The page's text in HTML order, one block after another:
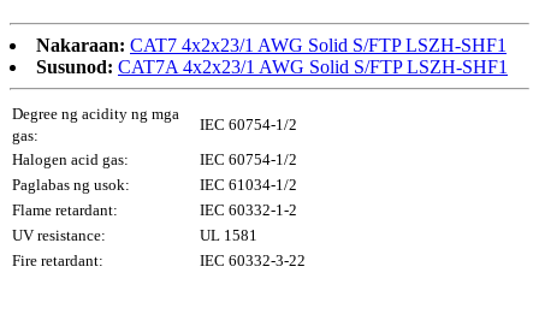
Nakaraan: CAT7 4x2x23/1 AWG Solid S/FTP LSZH-SHF1
Susunod: CAT7A 4x2x23/1 AWG Solid S/FTP LSZH-SHF1
Degree ng acidity ng mga
gas:
IEC 60754-1/2
Halogen acid gas:
IEC 60754-1/2
Paglabas ng usok:
IEC 61034-1/2
Flame retardant:
IEC 60332-1-2
UV resistance:
UL 1581
Fire retardant:
IEC 60332-3-22